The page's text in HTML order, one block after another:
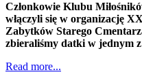
Członkowie Klubu
włączyli się w organizację
Zabytków Starego
zbieraliśmy datki w jednym
Read more...